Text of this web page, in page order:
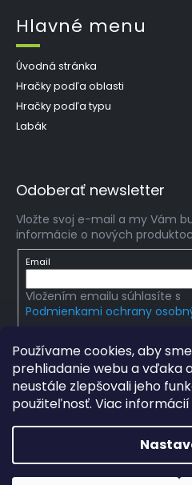
Používame cookies, aby
prehliadanie webu a vďaka
neustále zlepšovali jeho
použiteľnosť. Viac
Hlavné menu
Úvodná stránka
Hračky podľa oblasti
Hračky podľa typu
Labák
Odoberať newsletter
Vložte svoj e-mail a my Vám
informácie o nových
Email
Vložením emailu súhlasíte s
Podmienkami ochrany
mlady-
vyhradené.Upraviť
Grafický návrh vytvořil a na
Hlada